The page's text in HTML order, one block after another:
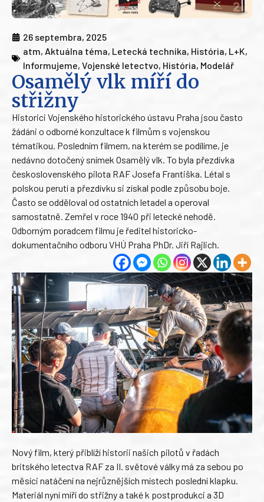
26 septembra, 2025
atm, Aktuálna téma, Letecká technika, História, L+K,
Informujeme, Vojenské letectvo, História, Modelář
Osamělý vlk míří do
střižny
Historici Vojenského historického ústavu Praha jsou často
žádáni o odborné konzultace k filmům s vojenskou
tématikou. Posledním filmem, na kterém se podílíme, je
nedávno dotočený snímek Osamělý vlk. To byla přezdívka
československého pilota RAF Josefa Františka. Létal s
polskou perutí a přezdívku si získal podle způsobu boje.
Často se odděloval od ostatních letadel a operoval
samostatně. Zemřel v roce 1940 při letecké nehodě.
Odborným poradcem filmu je ředitel historicko-
dokumentačního odboru VHÚ Praha PhDr. Jiří Rajlich.
Nový film, který přiblíží historii našich pilotů v řadách
britského letectva RAF za II. světové války má za sebou po
měsíci natáčení na nejrůznějších místech poslední klapku.
Materiál nyní míří do střižny a také k postprodukci a 3D